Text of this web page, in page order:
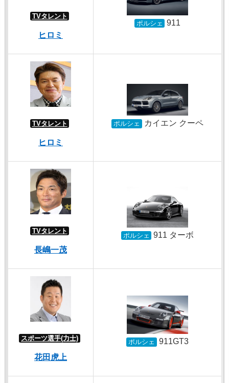
TVタレント
ヒロミ
ポルシェ 911
TVタレント
ヒロミ
ポルシェ カイエン クーペ
TVタレント
長嶋一茂
ポルシェ 911 ターボ
スポーツ選手(力士)
花田虎上
ポルシェ 911GT3